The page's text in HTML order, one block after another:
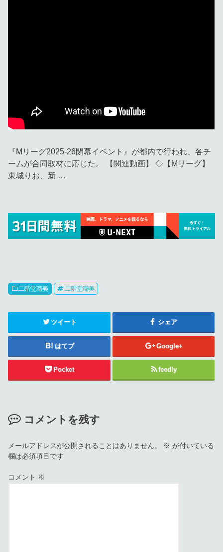
『Mリーグ2025-26閉幕イベント』が都内で行われ、各チ
ームが合同取材に応じた。 【関連動画】 ◇【Mリーグ】
東城りお、新 …
二階堂瑠美 二階堂瑠美
ツイート シェア
はてブ Google+
Pocket feedly
コメントを残す
メールアドレスが公開されることはありません。 ※ が付いている
欄は必須項目です
コメント ※